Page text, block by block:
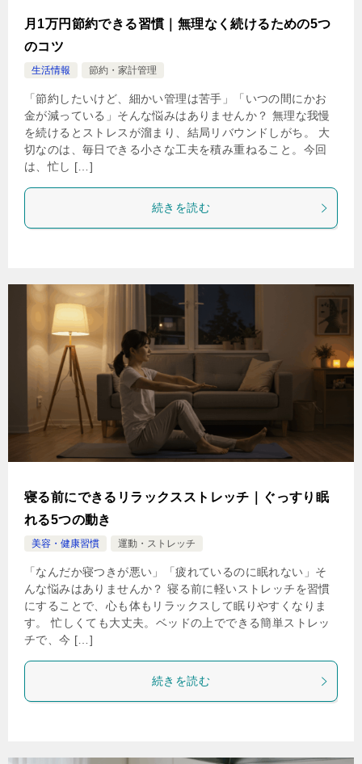
月1万円節約できる習慣｜無理なく続けるための5つ
のコツ
生活情報 節約・家計管理
「節約したいけど、細かい管理は苦手」「いつの間にかお
金が減っている」そんな悩みはありませんか？ 無理な我慢
を続けるとストレスが溜まり、結局リバウンドしがち。 大
切なのは、毎日できる小さな工夫を積み重ねること。今回
は、忙し […]
続きを読む
寝る前にできるリラックスストレッチ｜ぐっすり眠
れる5つの動き
美容・健康習慣 運動・ストレッチ
「なんだか寝つきが悪い」「疲れているのに眠れない」そ
んな悩みはありませんか？ 寝る前に軽いストレッチを習慣
にすることで、心も体もリラックスして眠りやすくなりま
す。 忙しくても大丈夫。ベッドの上でできる簡単ストレッ
チで、今 […]
続きを読む